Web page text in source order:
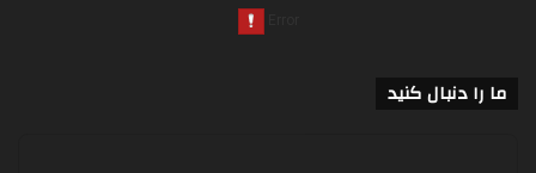
ما را دنبال کنید